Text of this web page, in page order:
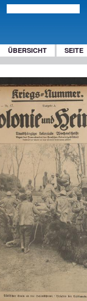
ÜBERSICHT SEITE